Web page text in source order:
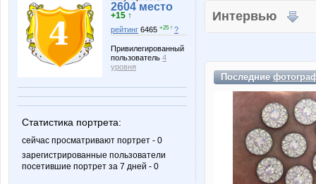
2604 место
+15 ↑
рейтинг 6465 +25 ↑ ?
Привилегированный
пользователь 4
уровня
Статистика портрета:
сейчас просматривают портрет - 0
зарегистрированные пользователи
посетившие портрет за 7 дней - 0
Интервью
Последние